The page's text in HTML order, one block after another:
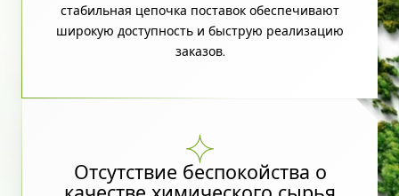
стабильная цепочка поставок обеспечивают
широкую доступность и быструю реализацию
заказов.
Отсутствие беспокойства о